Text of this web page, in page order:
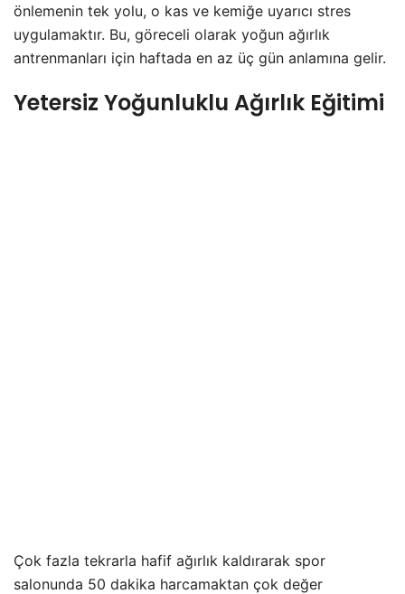
önlemenin tek yolu, o kas ve kemiğe uyarıcı stres
uygulamaktır. Bu, göreceli olarak yoğun ağırlık
antrenmanları için haftada en az üç gün anlamına gelir.
Yetersiz Yoğunluklu Ağırlık Eğitimi
Çok fazla tekrarla hafif ağırlık kaldırarak spor
salonunda 50 dakika harcamaktan çok değer